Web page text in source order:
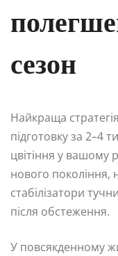
сезон
Найкраща
підготовку за 2–4
цвітіння у вашому
нового покоління,
стабілізатори
після обстеження.
У повсякденному